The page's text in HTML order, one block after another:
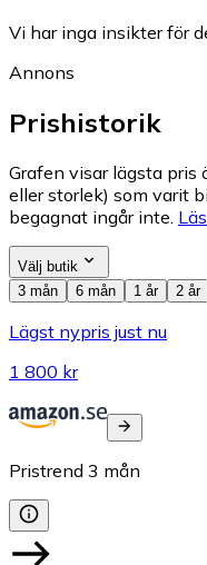
Vi har inga insikter för
Annons
Prishistorik
Grafen visar lägsta pris
eller storlek) som varit
begagnat ingår inte.
Välj butik
3 mån
6 mån 1 år 2 år
Lägst nypris just nu
1 800 kr
Pristrend 3 mån